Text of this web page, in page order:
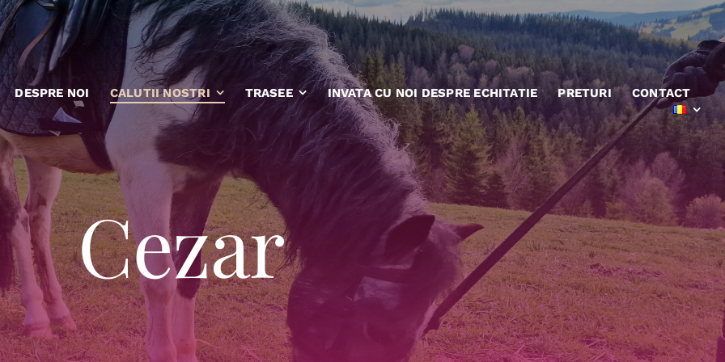
DESPRE NOI CALUTII NOSTRI TRASEE INVATA CU NOI DESPRE ECHITATIE PRETURI CONTACT
Cezar